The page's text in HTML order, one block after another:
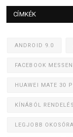
CÍMKÉK
ANDROID 9.0
FACEBOOK
HUAWEI MATE 30
KÍNÁBÓL RENDELÉS
LEGJOBB OKOSÓRA